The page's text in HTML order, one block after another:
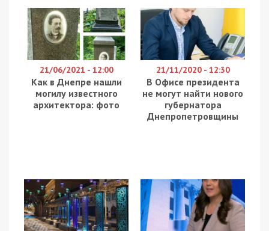
Дніпропетровську область безпілотниками,
артилерією та керованою авіабомбою. Внаслідок
ворожих ударів є поранені. Про це повідомляє
49000з посиланням на Дніпропетровську ОВА.